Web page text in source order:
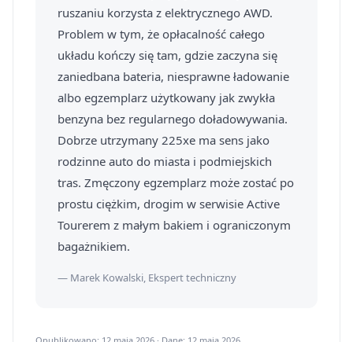
ruszaniu korzysta z elektrycznego AWD.
Problem w tym, że opłacalność całego
układu kończy się tam, gdzie zaczyna się
zaniedbana bateria, niesprawne ładowanie
albo egzemplarz użytkowany jak zwykła
benzyna bez regularnego doładowywania.
Dobrze utrzymany 225xe ma sens jako
rodzinne auto do miasta i podmiejskich
tras. Zmęczony egzemplarz może zostać po
prostu ciężkim, drogim w serwisie Active
Tourerem z małym bakiem i ograniczonym
bagażnikiem.
— Marek Kowalski, Ekspert techniczny